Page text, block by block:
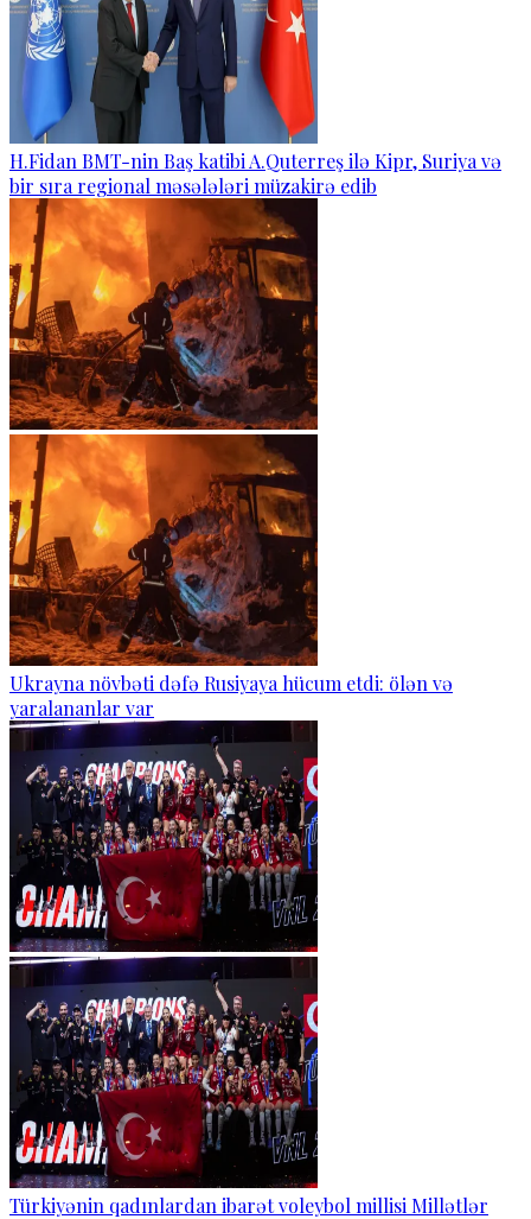
H.Fidan BMT-nin Baş katibi A.Quterreş ilə Kipr, Suriya və
bir sıra regional məsələləri müzakirə edib
Ukrayna növbəti dəfə Rusiyaya hücum etdi: ölən və
yaralananlar var
Türkiyənin qadınlardan ibarət voleybol millisi Millətlər